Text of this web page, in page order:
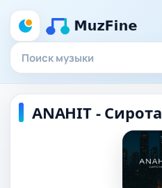
ANAHIT - Сирота